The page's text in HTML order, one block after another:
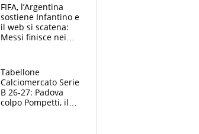
FIFA, l’Argentina
sostiene Infantino e
il web si scatena:
Messi finisce nei
polemiche
Tabellone
Calciomercato Serie
B 26-27: Padova
colpo Pompetti, il